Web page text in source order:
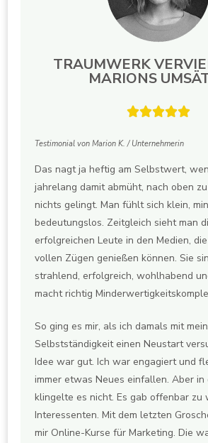
TRAUMWERK
MARIONS

Testimonial von Marion K. / Unternehmerin
Das nagt ja heftig am Selbstwert,
jahrelang damit abmüht, nach oben
nichts gelingt. Man fühlt sich klein,
bedeutungslos. Zeitgleich sieht man
erfolgreichen Leute in den Medien,
vollen Zügen genießen können. Sie
strahlend, erfolgreich, wohlhabend
macht richtig
So ging es mir, als ich damals mit
Selbstständigkeit einen Neustart
Idee war gut. Ich war engagiert und
immer etwas Neues einfallen. Aber in
klingelte es nicht. Es gab offenbar zu
Interessenten. Mit dem letzten
mir Online-Kurse für Marketing. Die